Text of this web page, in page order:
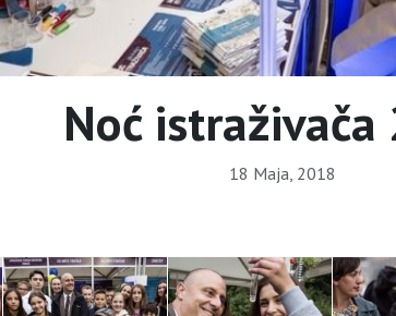
Noć
18 Maja, 2018